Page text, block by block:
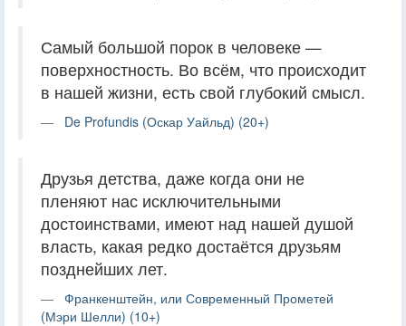
Самый большой порок в человеке —
поверхностность. Во всём, что происходит
в нашей жизни, есть свой глубокий смысл.
De Profundis (Оскар Уайльд) (20+)
Друзья детства, даже когда они не
пленяют нас исключительными
достоинствами, имеют над нашей душой
власть, какая редко достаётся друзьям
позднейших лет.
Франкенштейн, или Современный Прометей
(Мэри Шелли) (10+)